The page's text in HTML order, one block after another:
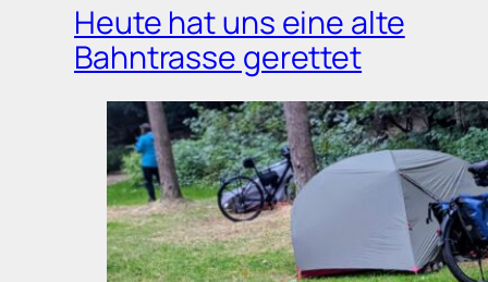
Heute hat uns eine alte
Bahntrasse gerettet